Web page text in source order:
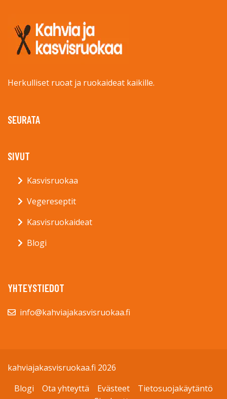
Herkulliset ruoat ja ruokaideat kaikille.
SEURATA
SIVUT
Kasvisruokaa
Vegereseptit
Kasvisruokaideat
Blogi
YHTEYSTIEDOT
info@kahviajakasvisruokaa.fi
kahviajakasvisruokaa.fi 2026
Blogi
Ota yhteyttä Evästeet
Tietosuojakäytäntö